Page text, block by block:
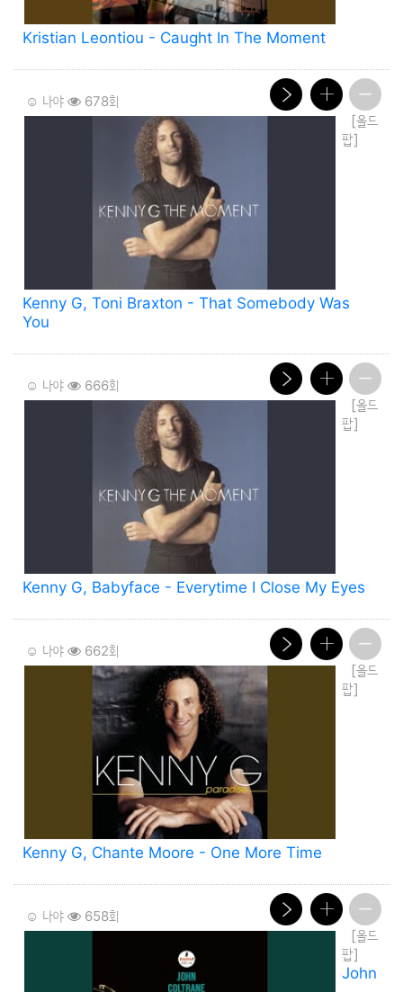
Kristian Leontiou - Caught In The Moment
☺️ 나야 678회
[올드
팝]
Kenny G, Toni Braxton - That Somebody Was
You
☺️ 나야 666회
[올드
팝]
Kenny G, Babyface - Everytime I Close My Eyes
☺️ 나야 662회
[올드
팝]
Kenny G, Chante Moore - One More Time
☺️ 나야 658회
[올드
팝]
John